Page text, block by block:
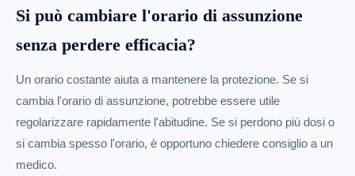
Si può cambiare l'orario di assunzione
senza perdere efficacia?
Un orario costante aiuta a mantenere la protezione. Se si
cambia l'orario di assunzione, potrebbe essere utile
regolarizzare rapidamente l'abitudine. Se si perdono più dosi o
si cambia spesso l'orario, è opportuno chiedere consiglio a un
medico.